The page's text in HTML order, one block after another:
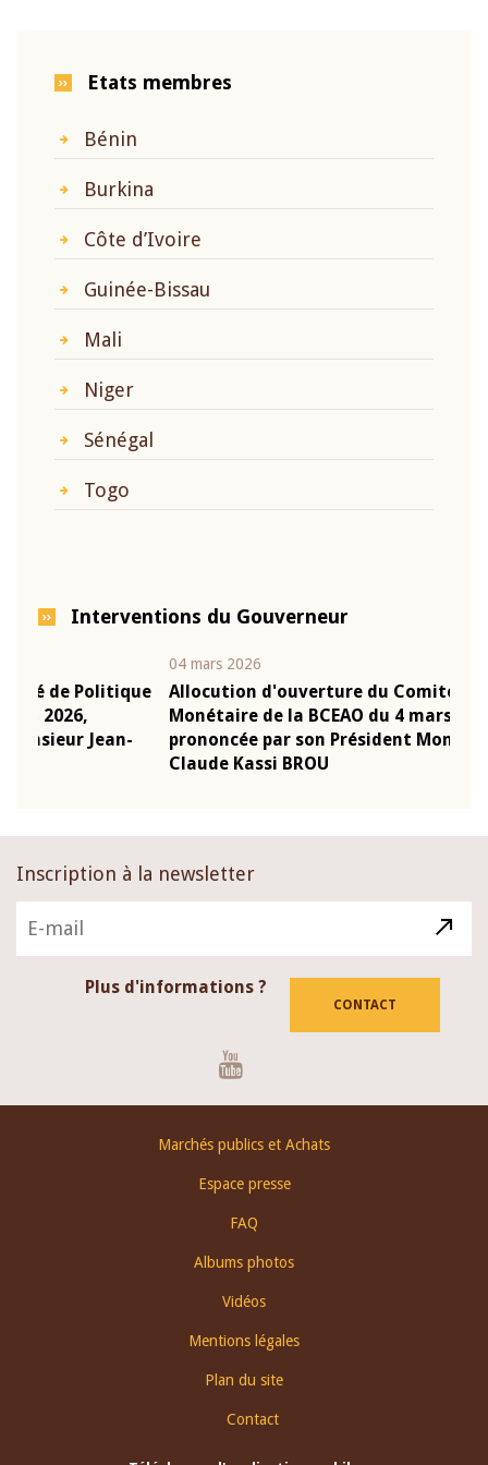
Etats membres
Bénin
Burkina
Côte d’Ivoire
Guinée-Bissau
Mali
Niger
Sénégal
Togo
Interventions du Gouverneur
Allocution d'ouverture du Comité de Politique
Monétaire de la BCEAO du 4 mars 2026,
prononcée par son Président Monsieur Jean-
Claude Kassi BROU
Inscription à la newsletter
Plus d'informations ?
CONTACT
Marchés publics et Achats
Espace presse
FAQ
Albums photos
Vidéos
Mentions légales
Plan du site
Contact